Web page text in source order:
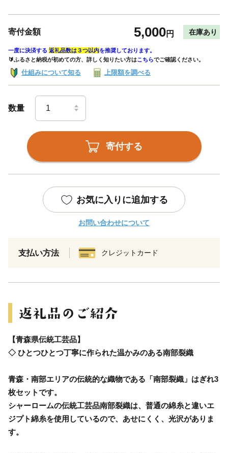
寄付金額 5,000円 在庫あり
一度に決済する 返礼品数は３つ以内を推奨しております。
🔰ふるさと納税が初めての方、詳しく知りたい方はこちらでご確認ください。
仕組みについて知る 上限額を調べる
数量
寄付する
お気に入りに追加する
お問い合わせについて
支払い方法 クレジットカード
【青森県伝統工芸品】
◇ ひとつひとつ丁寧に作られた温かみのある南部裂織
青森・南部エリアの伝統的な織物である「南部裂織」はぎれ3
枚セットです。
シャーロームの伝統工芸品南部裂織は、普通の綿糸と違いエ
ジプト綿糸を使用しているので、あせにくく、光沢がありま
す。